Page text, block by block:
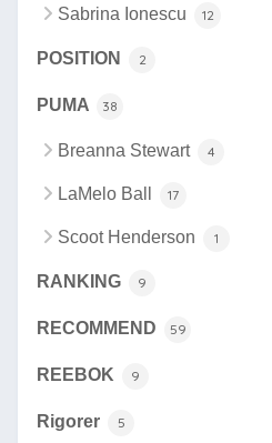
Sabrina Ionescu 12
POSITION 2
PUMA 38
Breanna Stewart 4
LaMelo Ball 17
Scoot Henderson 1
RANKING 9
RECOMMEND 59
REEBOK 9
Rigorer 5